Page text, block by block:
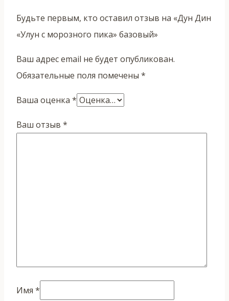
Будьте первым, кто оставил отзыв на «Дун Дин
«Улун с морозного пика» базовый»
Ваш адрес email не будет опубликован.
Обязательные поля помечены *
Ваша оценка *
Ваш отзыв *
Имя *